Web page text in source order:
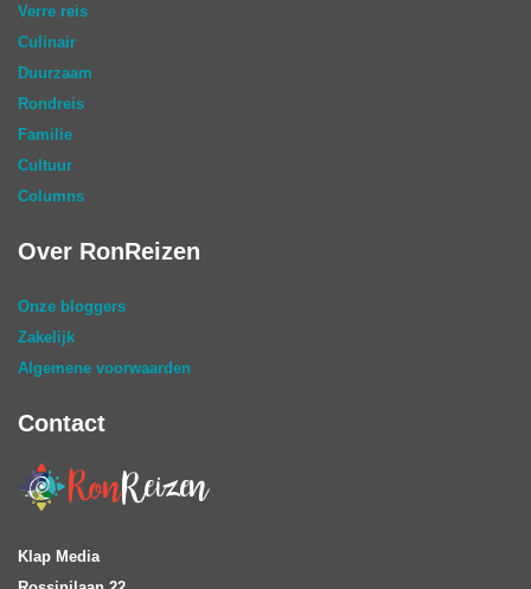
Verre reis
Culinair
Duurzaam
Rondreis
Familie
Cultuur
Columns
Over RonReizen
Onze bloggers
Zakelijk
Algemene voorwaarden
Contact
Klap Media